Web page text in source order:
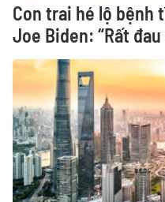
Con trai hé lộ bệnh
Joe Biden: “Rất